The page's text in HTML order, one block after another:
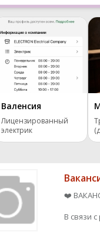
Валенсия
Лицензированный
электрик
❤️
В связи